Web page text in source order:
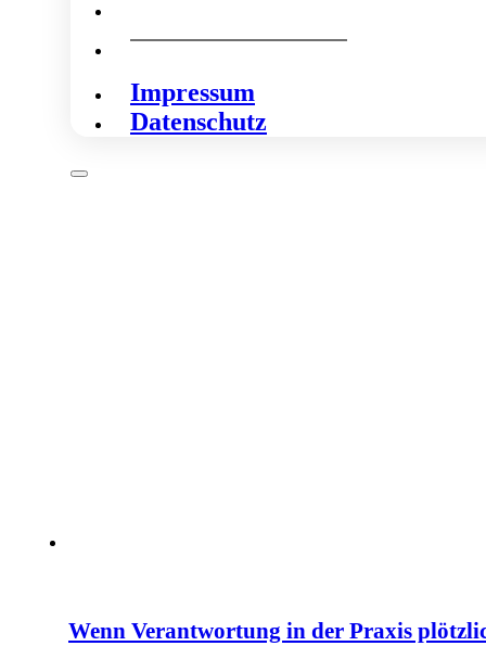
Impressum
Datenschutz
Wenn Verantwortung in der Praxis